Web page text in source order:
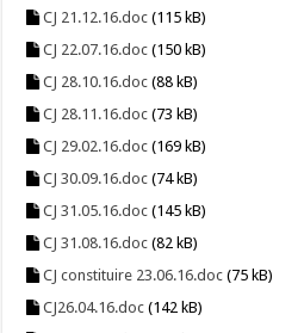
CJ 21.12.16.doc (115 kB)
CJ 22.07.16.doc (150 kB)
CJ 28.10.16.doc (88 kB)
CJ 28.11.16.doc (73 kB)
CJ 29.02.16.doc (169 kB)
CJ 30.09.16.doc (74 kB)
CJ 31.05.16.doc (145 kB)
CJ 31.08.16.doc (82 kB)
CJ constituire 23.06.16.doc (75 kB)
CJ26.04.16.doc (142 kB)